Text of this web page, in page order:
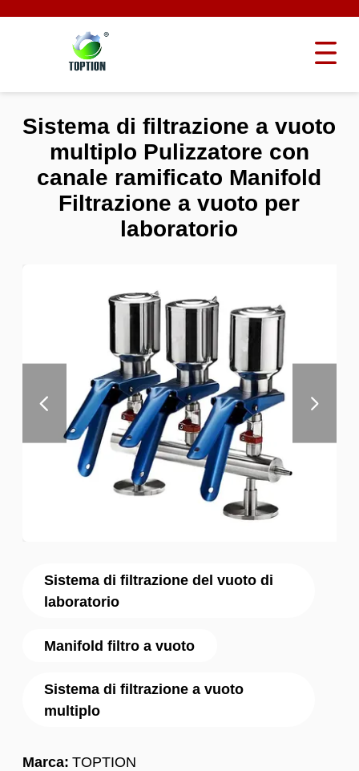
Sistema di filtrazione del vuoto di
laboratorio
Manifold filtro a vuoto
Sistema di filtrazione a vuoto
multiplo
Marca: TOPTION
Sistema di filtrazione a vuoto
multiplo Pulizzatore con
canale ramificato Manifold
Filtrazione a vuoto per
laboratorio